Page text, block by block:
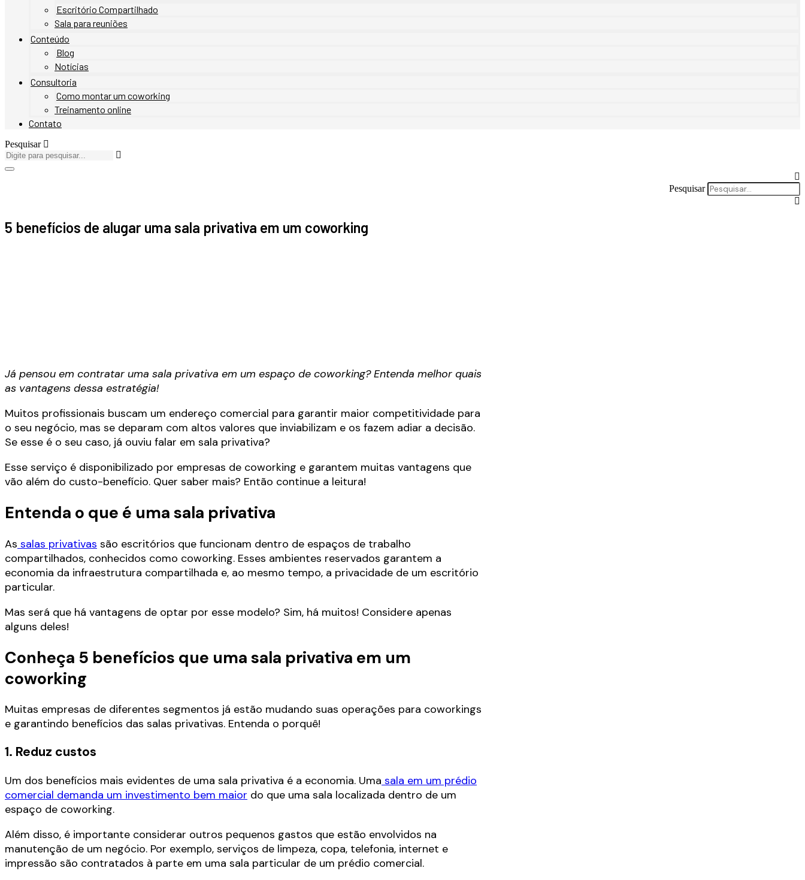
Escritório Compartilhado
Sala para reuniões
Conteúdo
Blog
Notícias
Consultoria
Como montar um coworking
Treinamento online
Contato
Pesquisar
Pesquisar
5 benefícios de alugar uma sala privativa em um coworking
Já pensou em contratar uma sala privativa em um espaço de coworking? Entenda melhor quais
as vantagens dessa estratégia!
Muitos profissionais buscam um endereço comercial para garantir maior competitividade para
o seu negócio, mas se deparam com altos valores que inviabilizam e os fazem adiar a decisão.
Se esse é o seu caso, já ouviu falar em sala privativa?
Esse serviço é disponibilizado por empresas de coworking e garantem muitas vantagens que
vão além do custo-benefício. Quer saber mais? Então continue a leitura!
Entenda o que é uma sala privativa
As salas privativas são escritórios que funcionam dentro de espaços de trabalho
compartilhados, conhecidos como coworking. Esses ambientes reservados garantem a
economia da infraestrutura compartilhada e, ao mesmo tempo, a privacidade de um escritório
particular.
Mas será que há vantagens de optar por esse modelo? Sim, há muitos! Considere apenas
alguns deles!
Conheça 5 benefícios que uma sala privativa em um
coworking
Muitas empresas de diferentes segmentos já estão mudando suas operações para coworkings
e garantindo benefícios das salas privativas. Entenda o porquê!
1. Reduz custos
Um dos benefícios mais evidentes de uma sala privativa é a economia. Uma sala em um prédio
comercial demanda um investimento bem maior do que uma sala localizada dentro de um
espaço de coworking.
Além disso, é importante considerar outros pequenos gastos que estão envolvidos na
manutenção de um negócio. Por exemplo, serviços de limpeza, copa, telefonia, internet e
impressão são contratados à parte em uma sala particular de um prédio comercial.